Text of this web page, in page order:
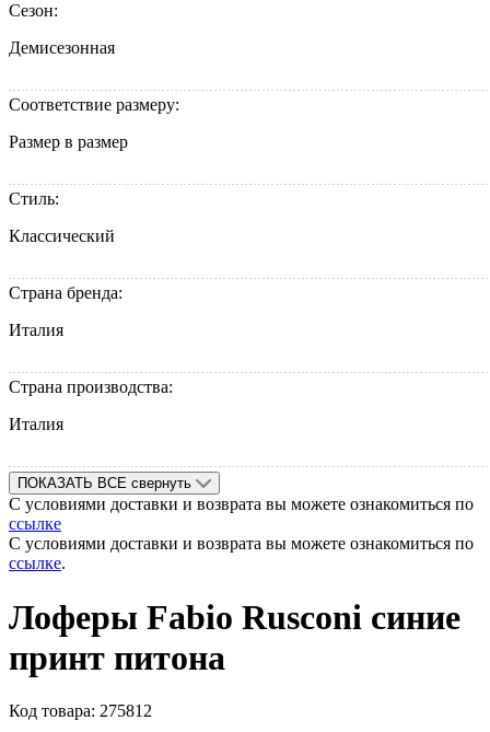
Сезон:
Демисезонная
Соответствие размеру:
Размер в размер
Стиль:
Классический
Страна бренда:
Италия
Страна производства:
Италия
ПОКАЗАТЬ ВСЕ свернуть
С условиями доставки и возврата вы можете ознакомиться по
ссылке
С условиями доставки и возврата вы можете ознакомиться по
ссылке.
Лоферы Fabio Rusconi синие
принт питона
Код товара: 275812